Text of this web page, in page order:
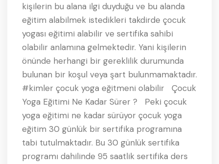
kişilerin bu alana ilgi duyduğu ve bu alanda
eğitim alabilmek istedikleri takdirde çocuk
yogası eğitimi alabilir ve sertifika sahibi
olabilir anlamına gelmektedir. Yani kişilerin
önünde herhangi bir gereklilik durumunda
bulunan bir koşul veya şart bulunmamaktadır.
#kimler çocuk yoga eğitmeni olabilir Çocuk
Yoga Eğitimi Ne Kadar Sürer ? Peki çocuk
yoga eğitimi ne kadar sürüyor çocuk yoga
eğitim 30 günlük bir sertifika programına
tabi tutulmaktadır. Bu 30 günlük sertifika
programı dahilinde 95 saatlik sertifika ders